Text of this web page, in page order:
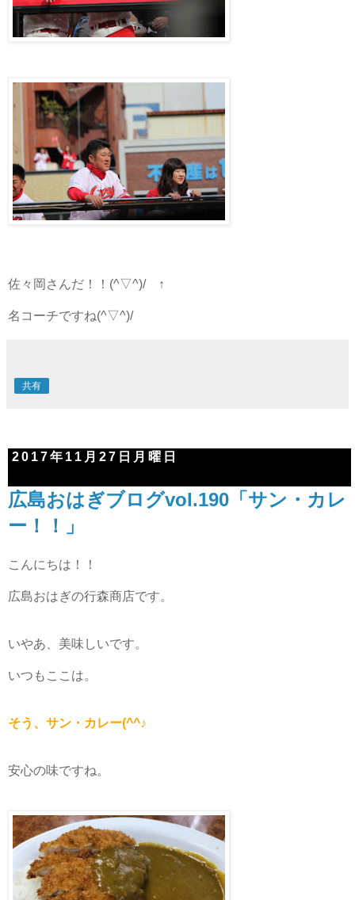
佐々岡さんだ！！(^▽^)/ ↑
名コーチですね(^▽^)/
共有
2017年11月27日月曜日
広島おはぎブログvol.190「サン・カレ
ー！！」
こんにちは！！
広島おはぎの行森商店です。
いやあ、美味しいです。
いつもここは。
そう、サン・カレー(^^♪
安心の味ですね。